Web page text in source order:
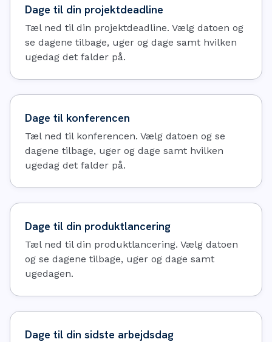
Dage til din projektdeadline
Tæl ned til din projektdeadline. Vælg datoen og
se dagene tilbage, uger og dage samt hvilken
ugedag det falder på.
Dage til konferencen
Tæl ned til konferencen. Vælg datoen og se
dagene tilbage, uger og dage samt hvilken
ugedag det falder på.
Dage til din produktlancering
Tæl ned til din produktlancering. Vælg datoen
og se dagene tilbage, uger og dage samt
ugedagen.
Dage til din sidste arbejdsdag